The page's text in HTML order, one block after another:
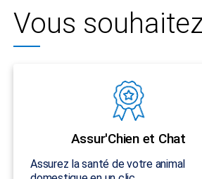
Vous
Assur'Chien et Chat
Assurez la santé de votre animal